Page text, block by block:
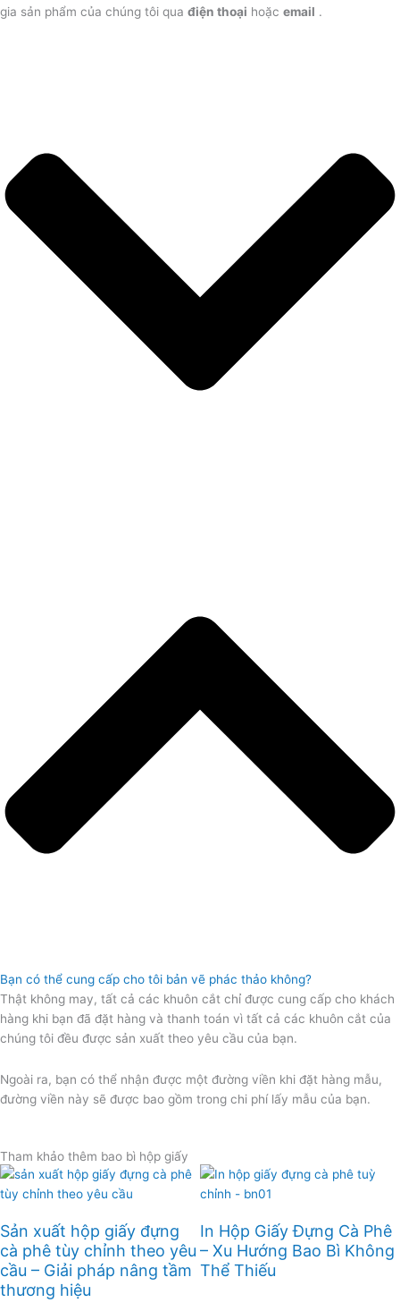
gia sản phẩm của chúng tôi qua điện thoại hoặc email .
Bạn có thể cung cấp cho tôi bản vẽ phác thảo không?
Thật không may, tất cả các khuôn cắt chỉ được cung cấp cho khách
hàng khi bạn đã đặt hàng và thanh toán vì tất cả các khuôn cắt của
chúng tôi đều được sản xuất theo yêu cầu của bạn.
Ngoài ra, bạn có thể nhận được một đường viền khi đặt hàng mẫu,
đường viền này sẽ được bao gồm trong chi phí lấy mẫu của bạn.
Tham khảo thêm bao bì hộp giấy
Sản xuất hộp giấy đựng
cà phê tùy chỉnh theo yêu
cầu – Giải pháp nâng tầm
thương hiệu
In Hộp Giấy Đựng Cà Phê
– Xu Hướng Bao Bì Không
Thể Thiếu